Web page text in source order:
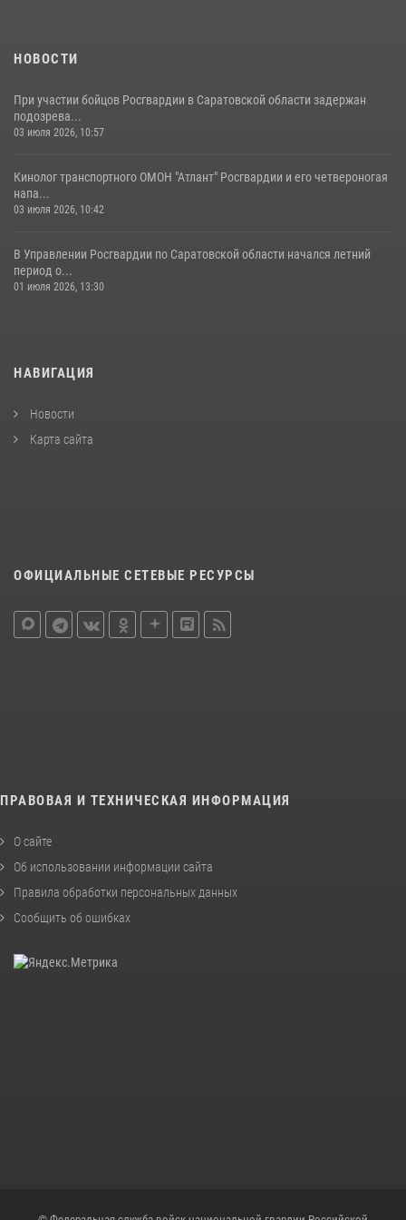
07 августа 2026, 11:35
НОВОСТИ
При участии бойцов Росгвардии в Саратовской области задержан
подозрева...
03 июля 2026, 10:57
Кинолог транспортного ОМОН "Атлант" Росгвардии и его четвероногая
напа...
03 июля 2026, 10:42
В Управлении Росгвардии по Саратовской области начался летний
период о...
01 июля 2026, 13:30
НАВИГАЦИЯ
Новости
Карта сайта
ОФИЦИАЛЬНЫЕ СЕТЕВЫЕ РЕСУРСЫ
ПРАВОВАЯ И ТЕХНИЧЕСКАЯ ИНФОРМАЦИЯ
О сайте
Об использовании информации сайта
Правила обработки персональных данных
Сообщить об ошибках